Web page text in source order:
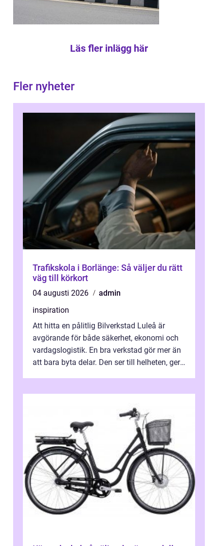
Läs fler inlägg här
Fler nyheter
Trafikskola i Borlänge: Så väljer du rätt
väg till körkort
04 augusti 2026
admin
inspiration
Att hitta en pålitlig Bilverkstad Luleå är
avgörande för både säkerhet, ekonomi och
vardagslogistik. En bra verkstad gör mer än
att bara byta delar. Den ser till helheten, ger